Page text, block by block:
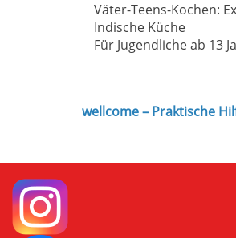
Väter-Teens-Kochen:
Indische Küche
Für Jugendliche ab 13
wellcome – Praktische